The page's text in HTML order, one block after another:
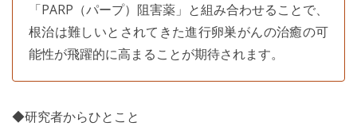
「PARP（パープ）阻害薬」と組み合わせることで、
根治は難しいとされてきた進行卵巣がんの治癒の可
能性が飛躍的に高まることが期待されます。
◆研究者からひとこと